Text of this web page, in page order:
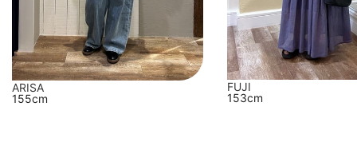
ARISA
155cm
FUJI
153cm